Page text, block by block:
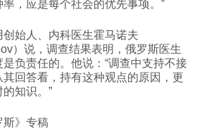
，应是每个社会的优先事项。”
创始人、内科医生霍马诺夫
）说，调查结果表明，俄罗斯医生
负责任的。他说：“调查中支持不接
回答看，持有这种观点的原因，更
知识。”
斯》专稿